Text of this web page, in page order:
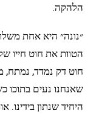
הלהקה.
״נונה״ היא אחת
הטוות את חוט חייו
חוט דק נמדד, נמתח,
שאנחנו נעים בתוכו
היחיד שנתון